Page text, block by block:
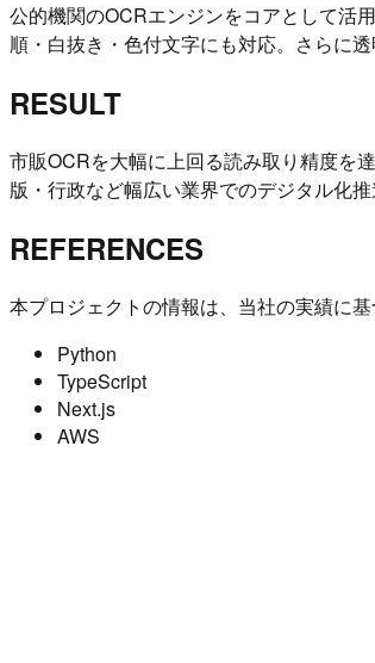
公的機関のOCRエンジンをコアとして活
順・白抜き・色付文字にも対応。さらに
RESULT
市販OCRを大幅に上回る読み取り精度を
版・行政など幅広い業界でのデジタル化推
REFERENCES
本プロジェクトの情報は、当社の実績に
Python
TypeScript
Next.js
AWS